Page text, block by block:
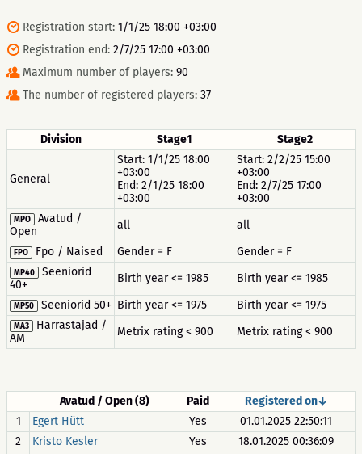
Registration start: 1/1/25 18:00 +03:00
Registration end: 2/7/25 17:00 +03:00
Maximum number of players: 90
The number of registered players: 37
Division Stage1 Stage2
General
Start: 1/1/25 18:00
+03:00
End: 2/1/25 18:00
+03:00
Start: 2/2/25 15:00
+03:00
End: 2/7/25 17:00
+03:00
MPO
Avatud /
Open
all all
FPO Fpo / Naised Gender = F Gender = F
MP40
Seeniorid
40+
Birth year <= 1985 Birth year <= 1985
MP50 Seeniorid 50+ Birth year <= 1975 Birth year <= 1975
MA3
Harrastajad /
AM
Metrix rating < 900 Metrix rating < 900
Avatud / Open (8) Paid
Registered on↓
1
Egert Hütt Yes
01.01.2025 22:50:11
2
Kristo Kesler Yes
18.01.2025 00:36:09